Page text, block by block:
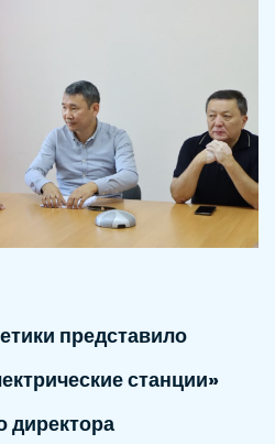
представило
станции»
директора